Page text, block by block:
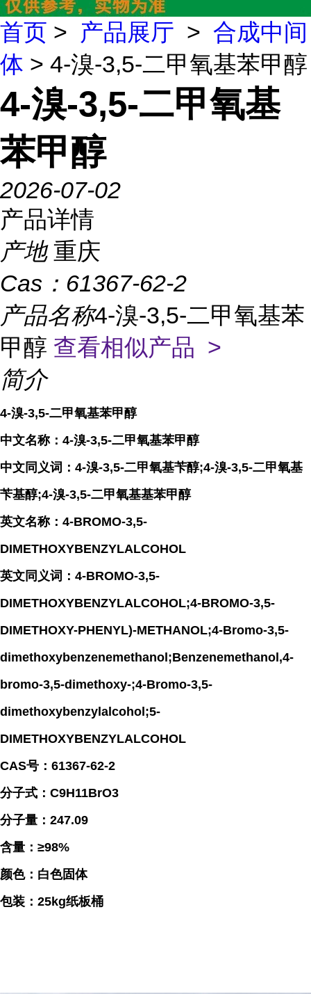
首页 > 产品展厅 > 合成中间
体 > 4-溴-3,5-二甲氧基苯甲醇
4-溴-3,5-二甲氧基
苯甲醇
2026-07-02
产品详情
产地 重庆
Cas： 61367-62-2
产品名称4-溴-3,5-二甲氧基苯
甲醇 查看相似产品 >
简介
4-溴-3,5-二甲氧基苯甲醇
中文名称：4-溴-3,5-二甲氧基苯甲醇
中文同义词：4-溴-3,5-二甲氧基苄醇;4-溴-3,5-二甲氧基
苄基醇;4-溴-3,5-二甲氧基基苯甲醇
英文名称：4-BROMO-3,5-
DIMETHOXYBENZYLALCOHOL
英文同义词：4-BROMO-3,5-
DIMETHOXYBENZYLALCOHOL;4-BROMO-3,5-
DIMETHOXY-PHENYL)-METHANOL;4-Bromo-3,5-
dimethoxybenzenemethanol;Benzenemethanol,4-
bromo-3,5-dimethoxy-;4-Bromo-3,5-
dimethoxybenzylalcohol;5-
DIMETHOXYBENZYLALCOHOL
CAS号：61367-62-2
分子式：C9H11BrO3
分子量：247.09
含量：≥98%
颜色：白色固体
包装：25kg纸板桶